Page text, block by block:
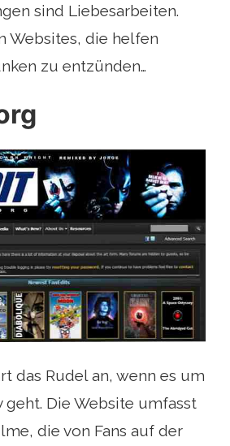
sind Liebesarbeiten.
Websites, die helfen
zu entzünden…
das Rudel an, wenn es um
Die Website umfasst
die von Fans auf der